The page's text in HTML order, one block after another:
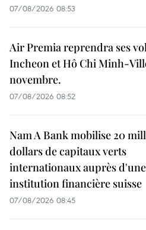
07/08/2026 08:53
Air Premia reprendra ses
Incheon et Hô Chi Minh-
novembre.
07/08/2026 08:52
Nam A Bank mobilise 20
dollars de capitaux verts
internationaux auprès d'une
institution financière suisse
07/08/2026 08:45